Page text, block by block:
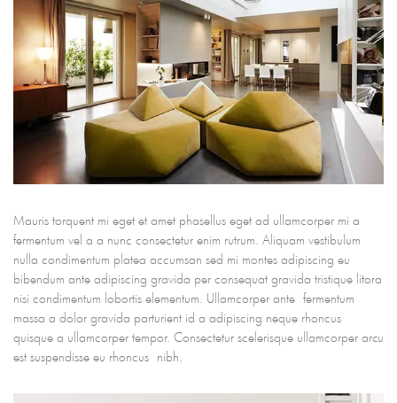
Mauris torquent mi eget et amet phasellus eget ad ullamcorper mi a
fermentum vel a a nunc consectetur enim rutrum. Aliquam vestibulum
nulla condimentum platea accumsan sed mi montes adipiscing eu
bibendum ante adipiscing gravida per consequat gravida tristique litora
nisi condimentum lobortis elementum. Ullamcorper ante fermentum
massa a dolor gravida parturient id a adipiscing neque rhoncus
quisque a ullamcorper tempor. Consectetur scelerisque ullamcorper arcu
est suspendisse eu rhoncus nibh.